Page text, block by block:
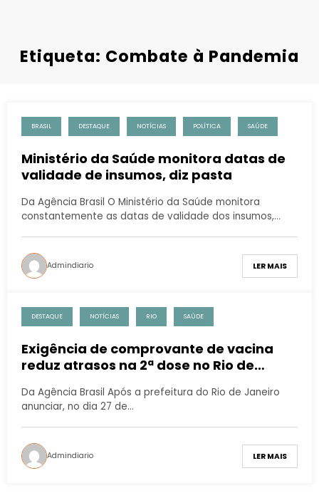
Etiqueta: Combate à Pandemia
BRASIL DESTAQUE NOTÍCIAS POLÍTICA SAÚDE
Ministério da Saúde monitora datas de
validade de insumos, diz pasta
Da Agência Brasil O Ministério da Saúde monitora
constantemente as datas de validade dos insumos,…
Admindiario LER MAIS
DESTAQUE NOTÍCIAS RIO SAÚDE
Exigência de comprovante de vacina
reduz atrasos na 2ª dose no Rio de
Da Agência Brasil Após a prefeitura do Rio de Janeiro
anunciar, no dia 27 de…
Admindiario LER MAIS